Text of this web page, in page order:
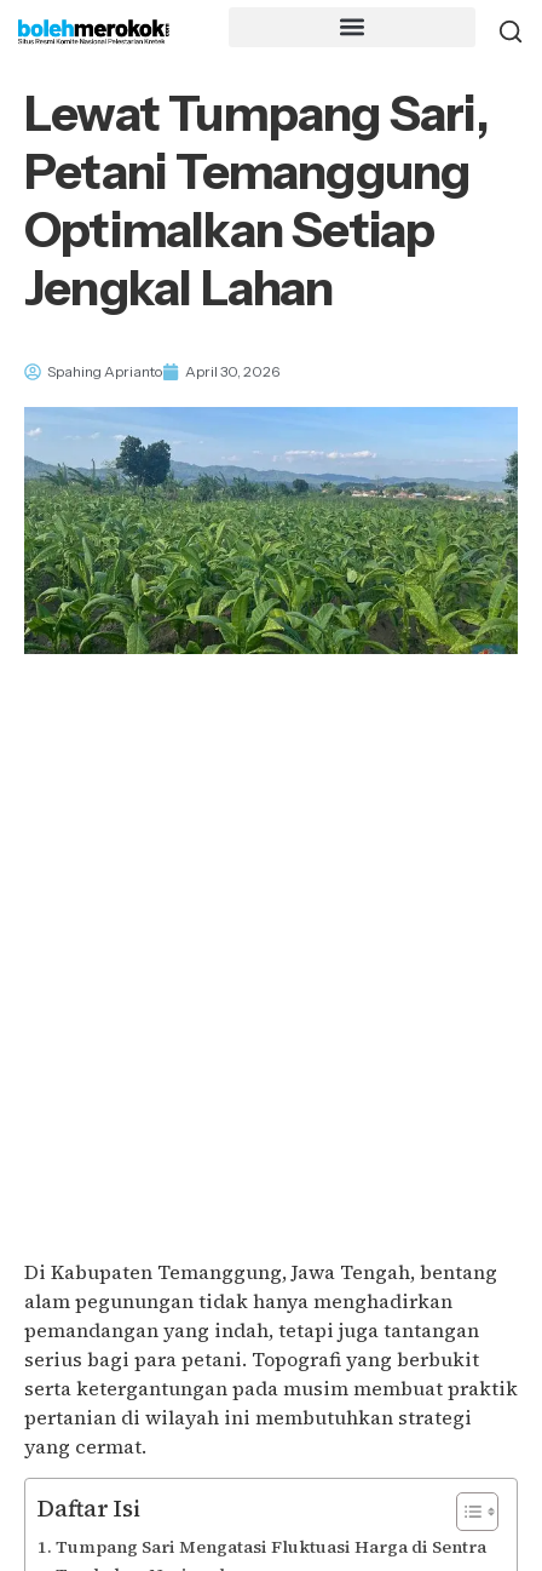
Lewat Tumpang Sari,
Petani Temanggung
Optimalkan Setiap
Jengkal Lahan
Spahing Aprianto April 30, 2026
Di Kabupaten Temanggung, Jawa Tengah, bentang
alam pegunungan tidak hanya menghadirkan
pemandangan yang indah, tetapi juga tantangan
serius bagi para petani. Topografi yang berbukit
serta ketergantungan pada musim membuat praktik
pertanian di wilayah ini membutuhkan strategi
yang cermat.
Daftar Isi
Tumpang Sari Mengatasi Fluktuasi Harga di Sentra